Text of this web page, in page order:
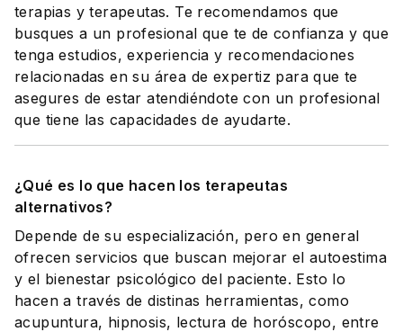
terapias y terapeutas. Te recomendamos que
busques a un profesional que te de confianza y que
tenga estudios, experiencia y recomendaciones
relacionadas en su área de expertiz para que te
asegures de estar atendiéndote con un profesional
que tiene las capacidades de ayudarte.
¿Qué es lo que hacen los terapeutas
alternativos?
Depende de su especialización, pero en general
ofrecen servicios que buscan mejorar el autoestima
y el bienestar psicológico del paciente. Esto lo
hacen a través de distinas herramientas, como
acupuntura, hipnosis, lectura de horóscopo, entre